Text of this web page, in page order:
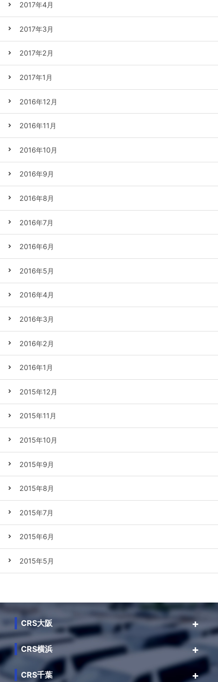
2017年4月
2017年3月
2017年2月
2017年1月
2016年12月
2016年11月
2016年10月
2016年9月
2016年8月
2016年7月
2016年6月
2016年5月
2016年4月
2016年3月
2016年2月
2016年1月
2015年12月
2015年11月
2015年10月
2015年9月
2015年8月
2015年7月
2015年6月
2015年5月
CRS大阪
CRS横浜
CRS千葉